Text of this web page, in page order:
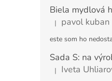
Hodnotenie
| pavol kuban
este som ho
Hodnotenie
| Iveta